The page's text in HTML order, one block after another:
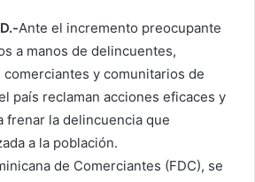
Ante el incremento preocupante
a manos de delincuentes,
y comunitarios de
país reclaman acciones eficaces y
frenar la delincuencia que
a la población.
de Comerciantes (FDC), se